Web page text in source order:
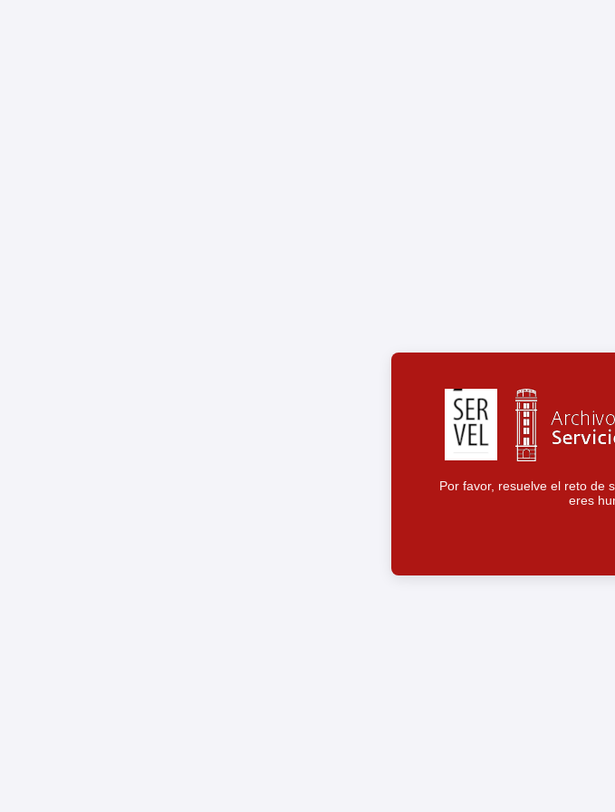
Por favor, resuelve el reto de
eres